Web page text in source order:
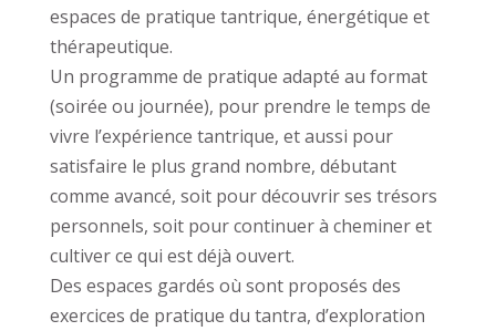
espaces de pratique tantrique, énergétique et
thérapeutique.
Un programme de pratique adapté au format
(soirée ou journée), pour prendre le temps de
vivre l’expérience tantrique, et aussi pour
satisfaire le plus grand nombre, débutant
comme avancé, soit pour découvrir ses trésors
personnels, soit pour continuer à cheminer et
cultiver ce qui est déjà ouvert.
Des espaces gardés où sont proposés des
exercices de pratique du tantra, d’exploration